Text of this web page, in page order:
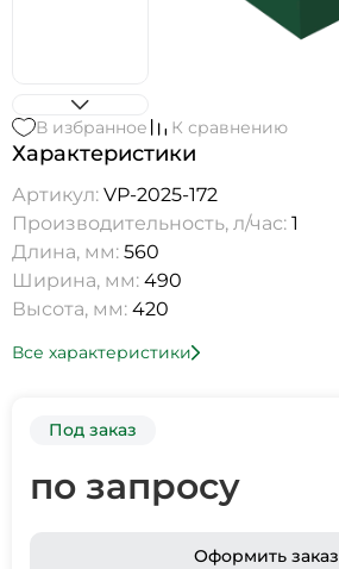
В избранное К сравнению
Характеристики
Артикул: VP-2025-172
Производительность, л/час: 1
Длина, мм: 560
Ширина, мм: 490
Высота, мм: 420
Все характеристики
Под заказ
по запросу
Оформить заказ